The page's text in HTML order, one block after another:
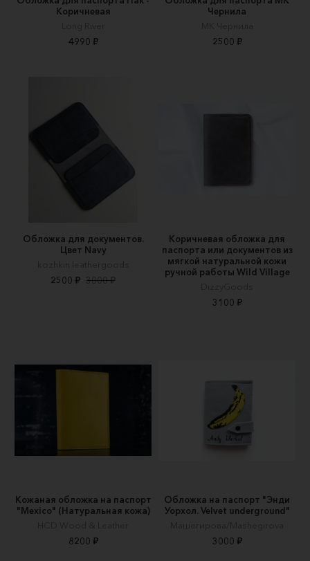
Коричневая
Long River
4990 ₽
Чернила
МК Чернила
2500 ₽
Обложка для документов.
Цвет Navy
kozhkin leathergoods
2500 ₽ 3000 ₽
Коричневая обложка для
паспорта или документов из
мягкой натуральной кожи
ручной работы Wild Village
DizzyGoods
3100 ₽
Кожаная обложка на паспорт
"Mexico" (Натуральная кожа)
HCD Wood & Leather
8200 ₽
Обложка на паспорт "Энди
Уорхол. Velvet underground"
Машегирова/Mashegirova
3000 ₽